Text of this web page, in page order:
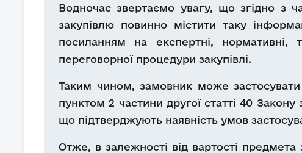
Водночас звертаємо увагу, що згідно з
закупівлю повинно містити таку
посиланням на експертні, нормативні,
переговорної процедури закупівлі.
Таким чином, замовник може застосувати
пунктом 2 частини другої статті 40
що підтверджують наявність умов
Отже, в залежності від вартості